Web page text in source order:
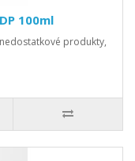
100ml
produkty,